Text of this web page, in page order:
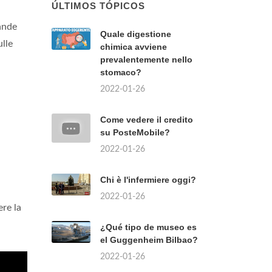
la
ÚLTIMOS TÓPICOS
Quale digestione
chimica avviene
prevalentemente nello
stomaco?
2022-01-26
Come vedere il credito
su PosteMobile?
2022-01-26
Chi è l'infermiere oggi?
2022-01-26
¿Qué tipo de museo es
el Guggenheim Bilbao?
2022-01-26